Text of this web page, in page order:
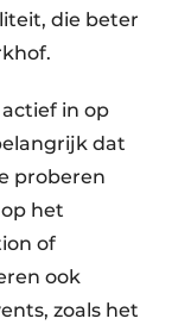
die beter
in op
dat
proberen
het
of
ook
zoals het